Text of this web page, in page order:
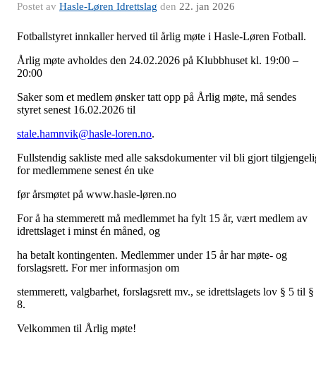
Postet av Hasle-Løren Idrettslag den 22. jan 2026
Fotballstyret innkaller herved til årlig møte i Hasle-Løren Fotball.
Årlig møte avholdes den 24.02.2026 på Klubbhuset kl. 19:00 –
20:00
Saker som et medlem ønsker tatt opp på Årlig møte, må sendes
styret senest 16.02.2026 til
stale.hamnvik@hasle-loren.no.
Fullstendig sakliste med alle saksdokumenter vil bli gjort
for medlemmene senest én uke
før årsmøtet på www.hasle-løren.no
For å ha stemmerett må medlemmet ha fylt 15 år, vært medlem av
idrettslaget i minst én måned, og
ha betalt kontingenten. Medlemmer under 15 år har møte- og
forslagsrett. For mer informasjon om
stemmerett, valgbarhet, forslagsrett mv., se idrettslagets lov § 5 til §
8.
Velkommen til Årlig møte!